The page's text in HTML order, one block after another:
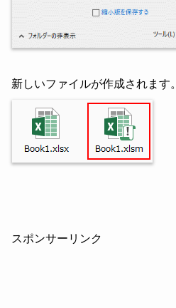
新しいファイルが作成されます。
スポンサーリンク